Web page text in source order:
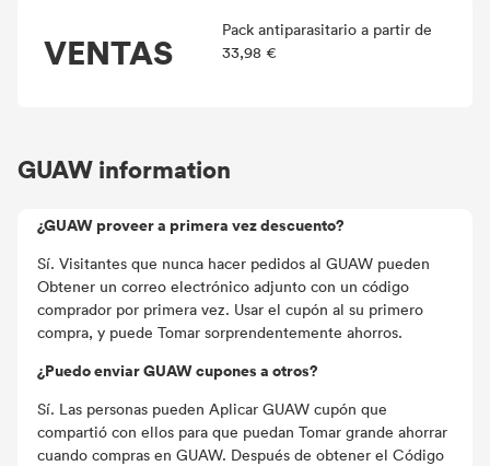
VENTAS
Pack antiparasitario a partir de
33,98 €
GUAW information
¿GUAW proveer a primera vez descuento?
Sí. Visitantes que nunca hacer pedidos al GUAW pueden
Obtener un correo electrónico adjunto con un código
comprador por primera vez. Usar el cupón al su primero
compra, y puede Tomar sorprendentemente ahorros.
¿Puedo enviar GUAW cupones a otros?
Sí. Las personas pueden Aplicar GUAW cupón que
compartió con ellos para que puedan Tomar grande ahorrar
cuando compras en GUAW. Después de obtener el Código